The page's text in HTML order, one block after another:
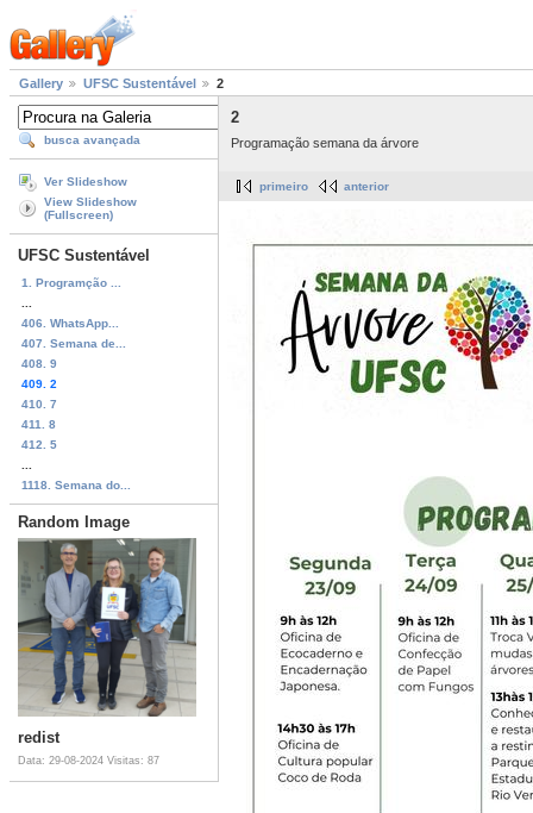
Gallery UFSC Sustentável 2
busca avançada
Ver Slideshow
View Slideshow
(Fullscreen)
UFSC Sustentável
1. Programção ...
406. WhatsApp...
407. Semana de...
408. 9
409. 2
410. 7
411. 8
412. 5
1118. Semana do...
Random Image
redist
Data: 29-08-2024 Visitas: 87
2
Programação semana da árvore
primeiro anterior